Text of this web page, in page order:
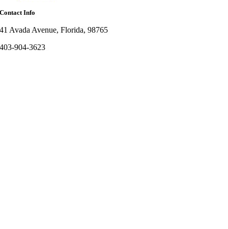
Contact Info
41 Avada Avenue, Florida, 98765
403-904-3623